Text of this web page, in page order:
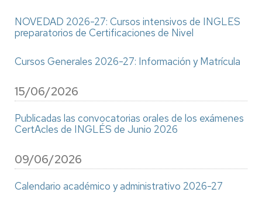
NOVEDAD 2026-27: Cursos intensivos de INGLES
preparatorios de Certificaciones de Nivel
Cursos Generales 2026-27: Información y Matrícula
15/06/2026
Publicadas las convocatorias orales de los exámenes
CertAcles de INGLÉS de Junio 2026
09/06/2026
Calendario académico y administrativo 2026-27